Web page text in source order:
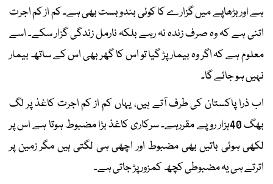
ہے اور بڑھاپے میں گزارے کا کوئی بندوبست بھی ہے۔ کم از کم اجرت
اتنی ہے کہ وہ صرف زندہ نہ رہے بلکہ نارمل زندگی گزار سکے۔ اسے
معلوم ہے کہ اگر وہ بیمار پڑ گیا تو اس کا گھر بھی اس کے ساتھ بیمار
نہیں ہو جائے گا۔
اب ذرا پاکستان کی طرف آتے ہیں، یہاں کم از کم اجرت کاغذ پر لگ
بھگ 40ہزار روپے مقررہے۔ سرکاری کاغذ بڑا مضبوط ہوتا ہے اس پر
لکھی ہوئی باتیں بھی مضبوط اور اچھی ہی لگتی ہیں مگر زمین پر
اترتے ہی یہ مضبوطی کچھ کمزور پڑ جاتی ہے۔